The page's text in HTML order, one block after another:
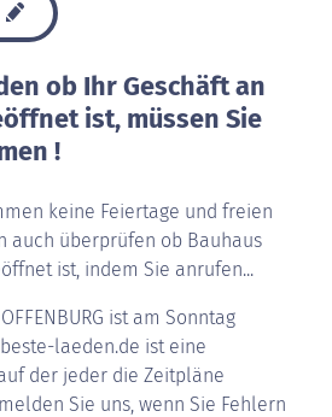
ob Ihr Geschäft an
ist, müssen Sie
!
keine Feiertage und freien
auch überprüfen ob Bauhaus
ist, indem Sie anrufen...
ist am Sonntag
laeden.de ist eine
der jeder die Zeitpläne
Sie uns, wenn Sie Fehlern